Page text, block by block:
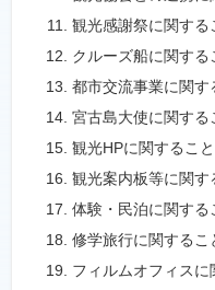
観光感謝祭に関する
クルーズ船に関する
都市交流事業に関す
宮古島大使に関する
観光HPに関すること
観光案内板等に関す
体験・民泊に関する
修学旅行に関するこ
フィルムオフィスに